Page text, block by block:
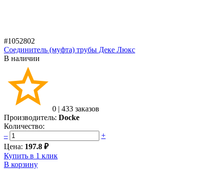
#1052802
Соединитель (муфта) трубы Деке Люкс
В наличии
0 | 433 заказов
Производитель: Docke
Количество:
–
+
Цена: 197.8 ₽
Купить в 1 клик
В корзину